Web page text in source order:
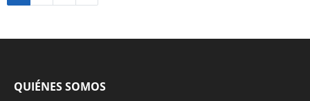
QUIÉNES SOMOS